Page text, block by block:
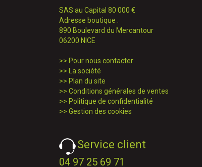
SAS au Capital 80 000 €
Adresse boutique :
890 Boulevard du Mercantour
06200 NICE
>> Pour nous contacter
>> La société
>> Plan du site
>> Conditions générales de ventes
>> Politique de confidentialité
>> Gestion des cookies
Service client
04 97 25 69 71